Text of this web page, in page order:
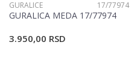
GURALICE 17/77974
GURALICA MEDA 17/77974
3.950,00 RSD